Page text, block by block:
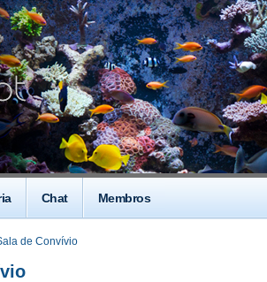
Chat Membros
de Convívio